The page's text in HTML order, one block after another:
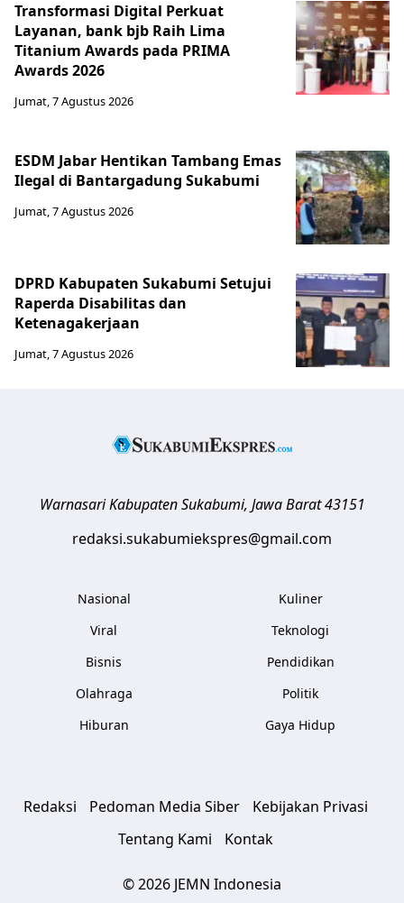
Transformasi Digital Perkuat
Layanan, bank bjb Raih Lima
Titanium Awards pada PRIMA
Awards 2026
Jumat, 7 Agustus 2026
ESDM Jabar Hentikan Tambang Emas
Ilegal di Bantargadung Sukabumi
Jumat, 7 Agustus 2026
DPRD Kabupaten Sukabumi Setujui
Raperda Disabilitas dan
Ketenagakerjaan
Jumat, 7 Agustus 2026
Warnasari Kabupaten Sukabumi, Jawa Barat 43151
redaksi.sukabumiekspres@gmail.com
Nasional
Viral
Bisnis
Olahraga
Hiburan
Kuliner
Teknologi
Pendidikan
Politik
Gaya Hidup
Redaksi Pedoman Media Siber
Kebijakan Privasi
Tentang Kami
Kontak
© 2026 JEMN Indonesia